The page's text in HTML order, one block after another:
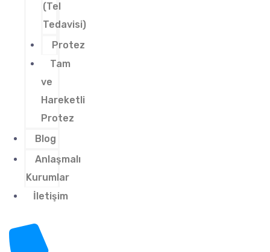
(Tel
Tedavisi)
Protez
Tam
ve
Hareketli
Protez
Blog
Anlaşmalı
Kurumlar
İletişim